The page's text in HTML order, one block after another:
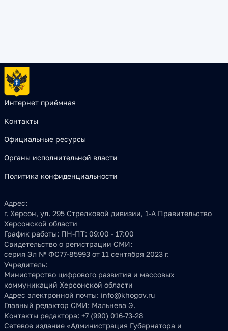
Интернет приёмная
Контакты
Официальные ресурсы
Органы исполнительной власти
Политика конфиденциальности
Адрес:
г. Херсон, ул. 295 Стрелковой дивизии, 1-А Правительство
Херсонской области
График работы: ПН-ПТ: 09:00 - 17:00
Свидетельство о регистрации СМИ:
серия Эл № ФС77-85993 от 11 сентября 2023 г.
Учредитель:
Министерство цифрового развития и массовых
коммуникаций Херсонской области
Адрес электронной почты: info@khogov.ru
Главный редактор СМИ: Мальнева Э.
Контакты редактора: +7 (990) 016-73-28
Сетевое издание «Администрация Губернатора и